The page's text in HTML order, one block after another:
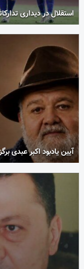
استقلال در دیداری
آیین یادبود اکبر عبدی